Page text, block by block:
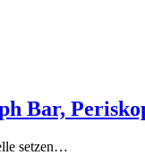
Bar,
setzen…